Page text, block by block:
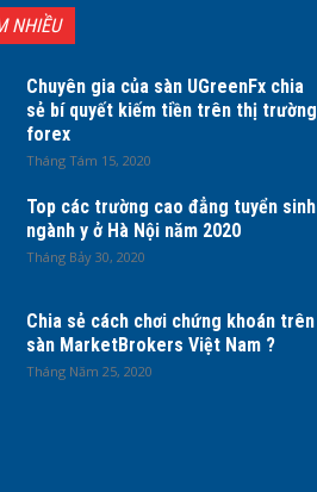
NHIỀU
Chuyên gia của sàn UGreenFx chia
sẻ bí quyết kiếm tiền trên thị trường
forex
Tháng Tám 15, 2020
Top các trường cao đẳng tuyển sinh
ngành y ở Hà Nội năm 2020
Tháng Bảy 30, 2020
Chia sẻ cách chơi chứng khoán trên
sàn MarketBrokers Việt Nam ?
Tháng Năm 25, 2020